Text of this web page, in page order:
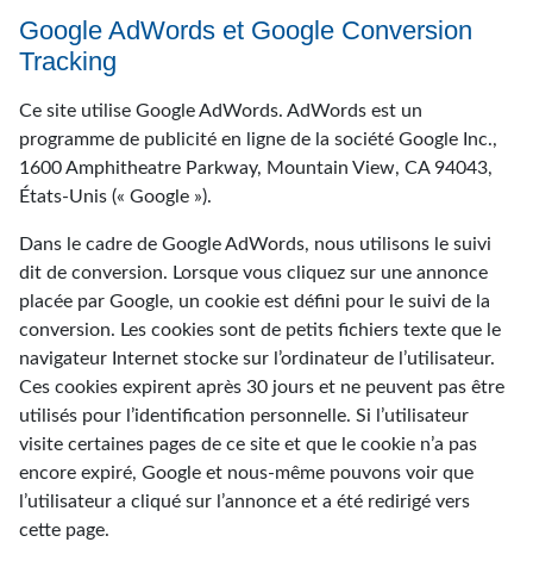
Google AdWords et Google Conversion
Tracking
Ce site utilise Google AdWords. AdWords est un
programme de publicité en ligne de la société Google Inc.,
1600 Amphitheatre Parkway, Mountain View, CA 94043,
États-Unis (« Google »).
Dans le cadre de Google AdWords, nous utilisons le suivi
dit de conversion. Lorsque vous cliquez sur une annonce
placée par Google, un cookie est défini pour le suivi de la
conversion. Les cookies sont de petits fichiers texte que le
navigateur Internet stocke sur l’ordinateur de l’utilisateur.
Ces cookies expirent après 30 jours et ne peuvent pas être
utilisés pour l’identification personnelle. Si l’utilisateur
visite certaines pages de ce site et que le cookie n’a pas
encore expiré, Google et nous-même pouvons voir que
l’utilisateur a cliqué sur l’annonce et a été redirigé vers
cette page.